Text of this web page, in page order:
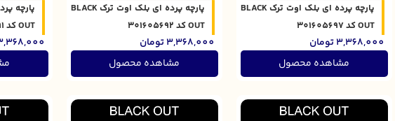
پارچه پرده ای بلک اوت ترک BLACK
OUT کد 301605697
3,368,000 تومان
مشاهده محصول
پارچه پرده ای بلک اوت ترک BLACK
OUT کد 301605692
3,368,000تومان
مشاهده محصول
OUT کد 301605691